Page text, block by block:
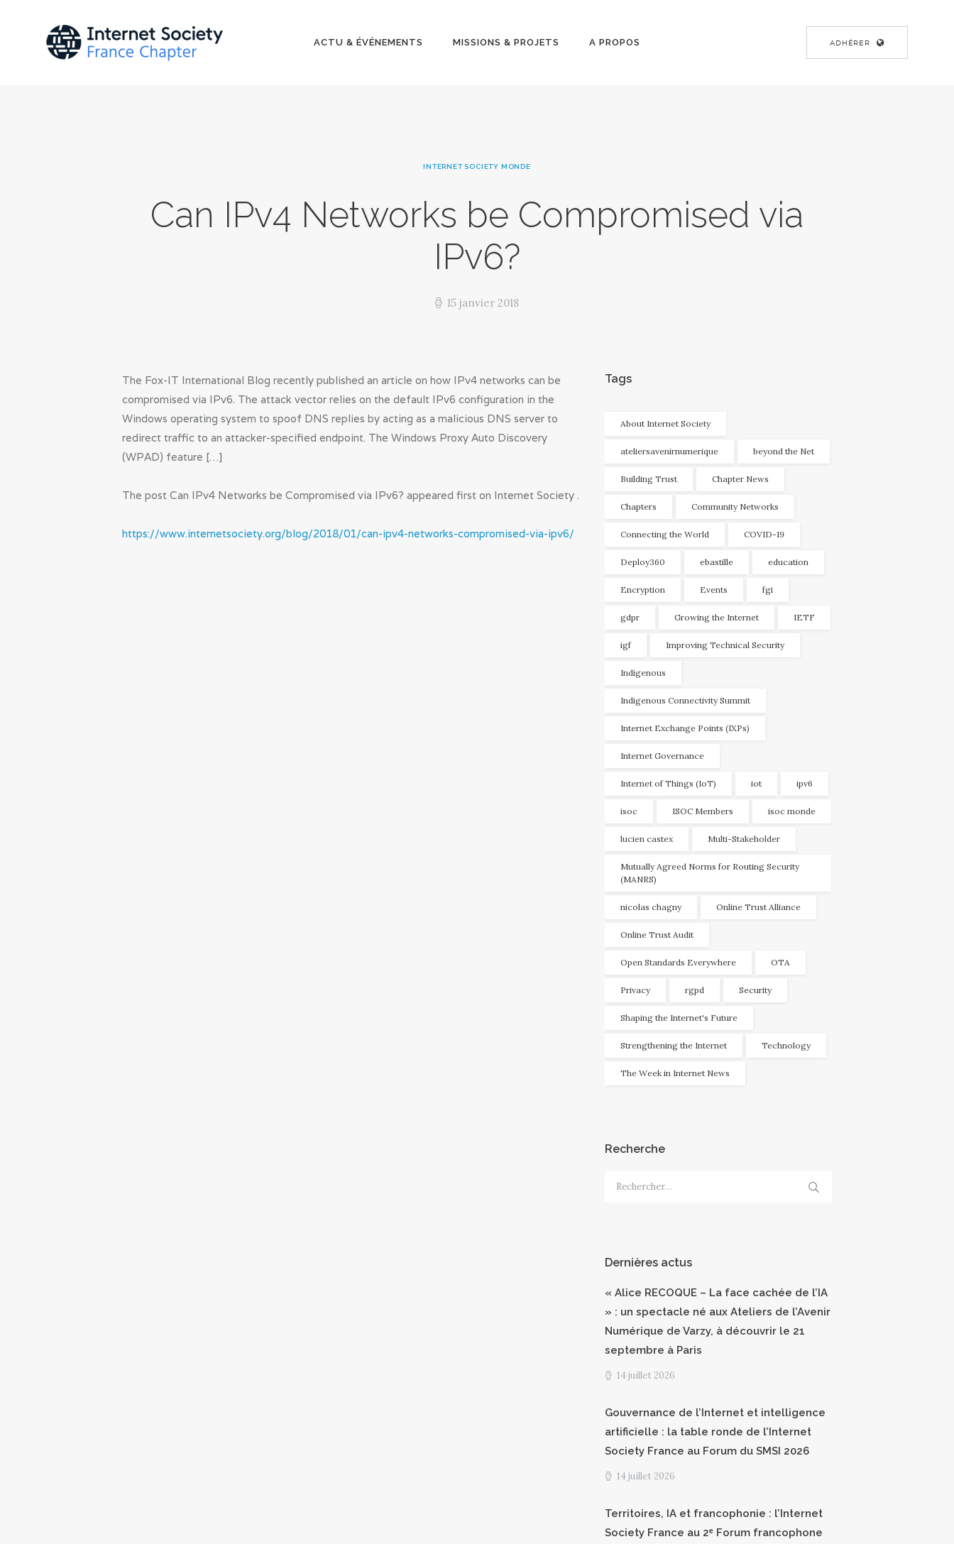
ACTU & ÉVÉNEMENTS MISSIONS & PROJETS A PROPOS ADHÉRER
INTERNET SOCIETY MONDE
Can IPv4 Networks be Compromised via
IPv6?
15 janvier 2018
ÉVÉNEMENT
The Fox-IT International Blog recently published an article on how IPv4 networks can be
compromised via IPv6. The attack vector relies on the default IPv6 configuration in the
Windows operating system to spoof DNS replies by acting as a malicious DNS server to
redirect traffic to an attacker-specified endpoint. The Windows Proxy Auto Discovery
(WPAD) feature […]
The post Can IPv4 Networks be Compromised via IPv6? appeared first on Internet Society .
https://www.internetsociety.org/blog/2018/01/can-ipv4-networks-compromised-via-ipv6/
Tags
About Internet Society
ateliersavenirnumerique beyond the Net
Building Trust Chapter News
Chapters Community Networks
Connecting the World COVID-19
Deploy360 ebastille education
Encryption Events fgi
gdpr Growing the Internet IETF
igf Improving Technical Security
Indigenous
Indigenous Connectivity Summit
Internet Exchange Points (IXPs)
Internet Governance
Internet of Things (IoT) iot ipv6
isoc ISOC Members isoc monde
lucien castex Multi-Stakeholder
Mutually Agreed Norms for Routing Security
(MANRS)
nicolas chagny Online Trust Alliance
Online Trust Audit
Open Standards Everywhere OTA
Privacy rgpd Security
Shaping the Internet's Future
Strengthening the Internet Technology
The Week in Internet News
Recherche
Rechercher :
Dernières actus
« Alice RECOQUE – La face cachée de l’IA
» : un spectacle né aux Ateliers de l’Avenir
Numérique de Varzy, à découvrir le 21
septembre à Paris
14 juillet 2026
Gouvernance de l’Internet et intelligence
artificielle : la table ronde de l’Internet
Society France au Forum du SMSI 2026
14 juillet 2026
Territoires, IA et francophonie : l’Internet
Society France au 2ᵉ Forum francophone